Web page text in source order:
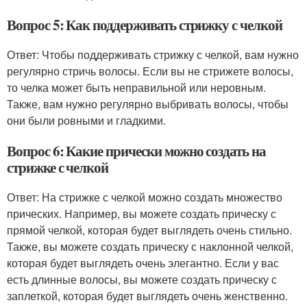
Вопрос 5: Как поддерживать стрижку с челкой
Ответ: Чтобы поддерживать стрижку с челкой, вам нужно
регулярно стричь волосы. Если вы не стрижете волосы,
то челка может быть неправильной или неровным.
Также, вам нужно регулярно выбривать волосы, чтобы
они были ровными и гладкими.
Вопрос 6: Какие прически можно создать на
стрижке с челкой
Ответ: На стрижке с челкой можно создать множество
прических. Например, вы можете создать прическу с
прямой челкой, которая будет выглядеть очень стильно.
Также, вы можете создать прическу с наклонной челкой,
которая будет выглядеть очень элегантно. Если у вас
есть длинные волосы, вы можете создать прическу с
заплеткой, которая будет выглядеть очень женственно.